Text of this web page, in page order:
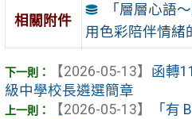
相關附件
「層層心語
用色彩陪伴情緒
【2026-05-13】 函轉
級中學校長遴選簡章
【2026-05-13】
「有